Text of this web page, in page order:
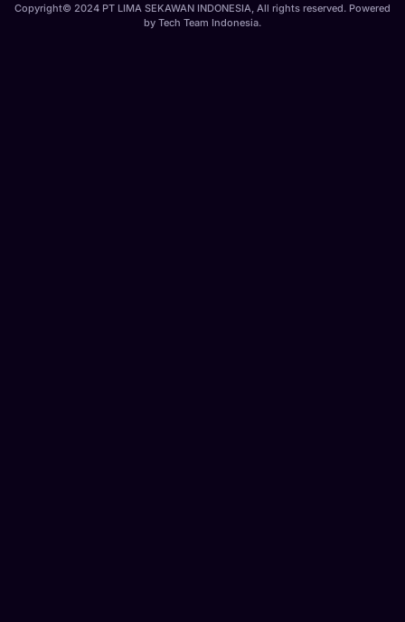
Copyright© 2024 PT LIMA SEKAWAN INDONESIA, All rights reserved. Powered
by Tech Team Indonesia.